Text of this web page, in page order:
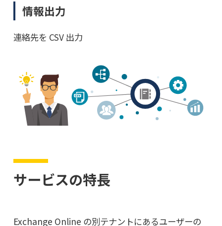
情報出力
連絡先を CSV 出力
サービスの特長
Exchange Online の別テナントにあるユーザーの